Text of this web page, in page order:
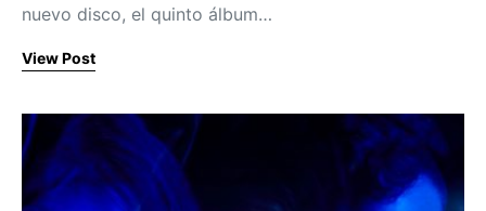
nuevo disco, el quinto álbum…
View Post